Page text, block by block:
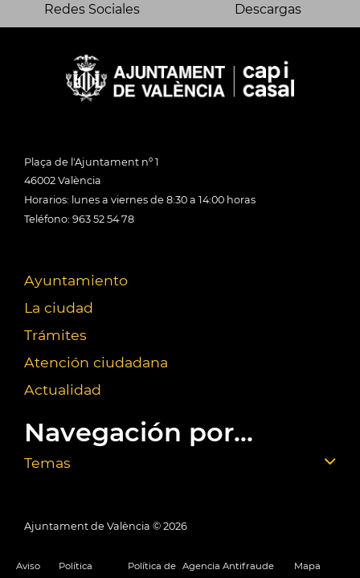
Redes Sociales Descargas
Plaça de l'Ajuntament nº 1
46002 València
Horarios: lunes a viernes de 8:30 a 14:00 horas
Teléfono: 963 52 54 78
Ayuntamiento
La ciudad
Trámites
Atención ciudadana
Actualidad
Navegación por...
Temas
Ajuntament de València © 2026
Aviso
Política
Política de Agencia Antifraude
Mapa